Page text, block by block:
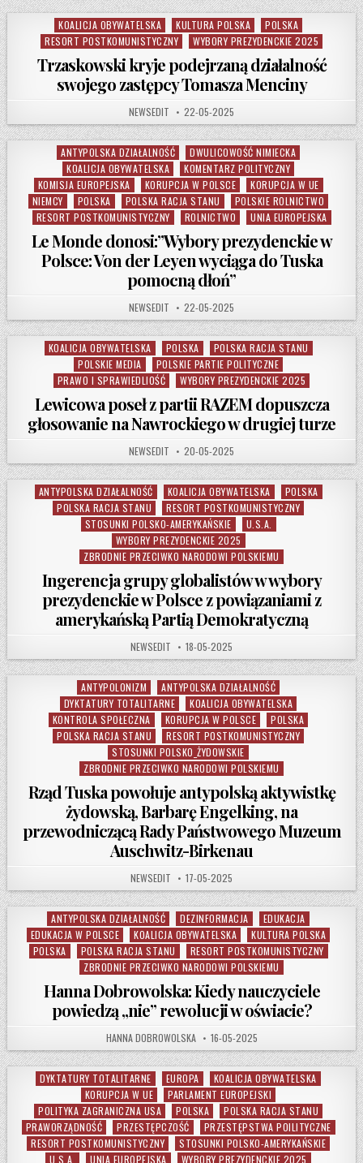
Posted in
KOALICJA OBYWATELSKA KULTURA POLSKA
POLSKA
RESORT POSTKOMUNISTYCZNY
WYBORY PREZYDENCKIE 2025
Trzaskowski kryje podejrzaną działalność
swojego zastępcy Tomasza Menciny
AUTHOR:
NEWSEDIT PUBLISHED DATE:
22-05-2025
Posted in
ANTYPOLSKA DZIAŁALNOŚĆ
DWULICOWOŚĆ NIMIECKA
KOALICJA OBYWATELSKA
KOMENTARZ POLITYCZNY
KOMISJA EUROPEJSKA
KORUPCJA W POLSCE
KORUPCJA W UE
NIEMCY
POLSKA POLSKA RACJA STANU
POLSKIE ROLNICTWO
RESORT POSTKOMUNISTYCZNY
ROLNICTWO UNIA EUROPEJSKA
Le Monde donosi:”Wybory prezydenckie w
Polsce: Von der Leyen wyciąga do Tuska
pomocną dłoń”
AUTHOR:
NEWSEDIT PUBLISHED DATE:
22-05-2025
Posted in
KOALICJA OBYWATELSKA POLSKA
POLSKA RACJA STANU
POLSKIE MEDIA
POLSKIE PARTIE POLITYCZNE
PRAWO I SPRAWIEDLIOŚĆ
WYBORY PREZYDENCKIE 2025
Lewicowa poseł z partii RAZEM dopuszcza
głosowanie na Nawrockiego w drugiej turze
AUTHOR:
NEWSEDIT PUBLISHED DATE:
20-05-2025
Posted in
ANTYPOLSKA DZIAŁALNOŚĆ KOALICJA OBYWATELSKA
POLSKA
POLSKA RACJA STANU
RESORT POSTKOMUNISTYCZNY
STOSUNKI POLSKO-AMERYKAŃSKIE
U.S.A.
WYBORY PREZYDENCKIE 2025
ZBRODNIE PRZECIWKO NARODOWI POLSKIEMU
Ingerencja grupy globalistów w wybory
prezydenckie w Polsce z powiązaniami z
amerykańską Partią Demokratyczną
AUTHOR:
NEWSEDIT PUBLISHED DATE:
18-05-2025
Posted in
ANTYPOLONIZM
ANTYPOLSKA DZIAŁALNOŚĆ
DYKTATURY TOTALITARNE
KOALICJA OBYWATELSKA
KONTROLA SPOŁECZNA
KORUPCJA W POLSCE
POLSKA
POLSKA RACJA STANU
RESORT POSTKOMUNISTYCZNY
STOSUNKI POLSKO_ŻYDOWSKIE
ZBRODNIE PRZECIWKO NARODOWI POLSKIEMU
Rząd Tuska powołuje antypolską aktywistkę
żydowską, Barbarę Engelking, na
przewodniczącą Rady Państwowego Muzeum
Auschwitz-Birkenau
AUTHOR:
NEWSEDIT PUBLISHED DATE:
17-05-2025
Posted in
ANTYPOLSKA DZIAŁALNOŚĆ DEZINFORMACJA
EDUKACJA
EDUKACJA W POLSCE
KOALICJA OBYWATELSKA
KULTURA POLSKA
POLSKA
POLSKA RACJA STANU
RESORT POSTKOMUNISTYCZNY
ZBRODNIE PRZECIWKO NARODOWI POLSKIEMU
Hanna Dobrowolska: Kiedy nauczyciele
powiedzą „nie” rewolucji w oświacie?
AUTHOR:
HANNA DOBROWOLSKA PUBLISHED DATE:
16-05-2025
Posted in
DYKTATURY TOTALITARNE EUROPA
KOALICJA OBYWATELSKA
KORUPCJA W UE
PARLAMENT EUROPEJSKI
POLITYKA ZAGRANICZNA USA
POLSKA
POLSKA RACJA STANU
PRAWORZĄDNOŚĆ
PRZESTĘPCZOŚĆ
PRZESTĘPSTWA POILITYCZNE
RESORT POSTKOMUNISTYCZNY
STOSUNKI POLSKO-AMERYKAŃSKIE
U.S.A.
UNIA EUROPEJSKA WYBORY PREZYDENCKIE 2025